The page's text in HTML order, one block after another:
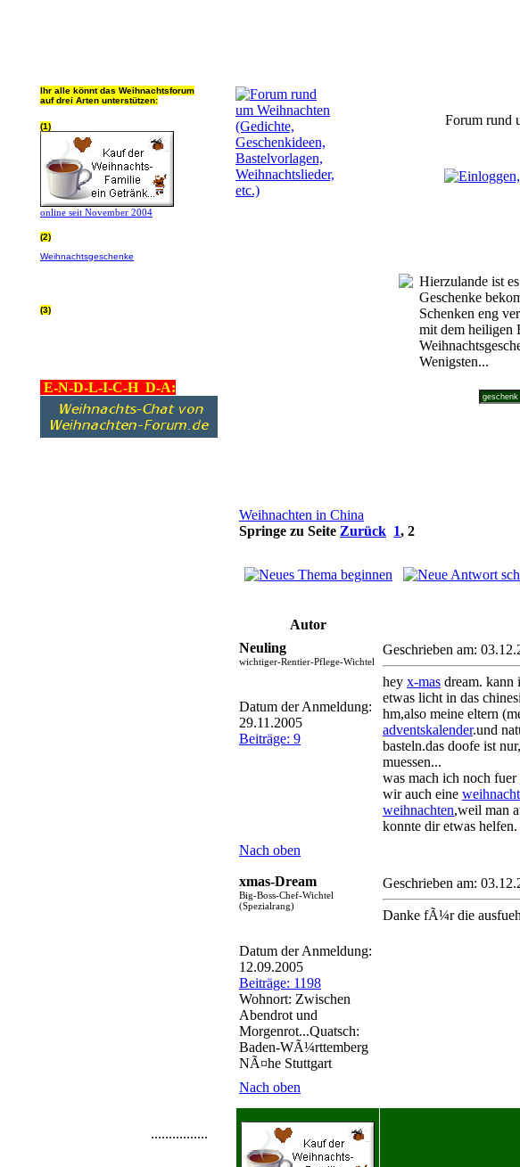
Ihr alle könnt das Weihnachtsforum
auf drei Arten unterstützen:
(1)
online seit November 2004
(2)
Weihnachtsgeschenke
(3)
E-N-D-L-I-C-H D-A:
................
Forum rund
Hierzulande ist
Geschenke
Schenken eng
mit dem heiligen
Wenigsten...
Weihnachten in China
Springe zu Seite Zurück 1, 2
Autor
Neuling
wichtiger-Rentier-Pflege-Wichtel
Datum der Anmeldung:
29.11.2005
Beiträge: 9
Geschrieben am:
hey x-mas dream. kann
etwas licht in das
hm,also meine eltern
adventskalender.und
basteln.das doofe ist
muessen...
was mach ich noch fuer
wir auch eine
weihnachten,weil man
konnte dir etwas helfen.
Nach oben
xmas-Dream
Big-Boss-Chef-Wichtel
(Spezialrang)
Datum der Anmeldung:
12.09.2005
Beiträge: 1198
Wohnort: Zwischen
Abendrot und
Morgenrot...Quatsch:
Baden-WÃ¼rttemberg
NÃ¤he Stuttgart
Geschrieben am:
Danke fÃ¼r die
Nach oben